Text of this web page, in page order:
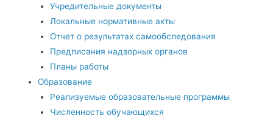
Учредительные документы
Локальные нормативные акты
Отчет о результатах самообследования
Предписания надзорных органов
Планы работы
Образование
Реализуемые образовательные программы
Численность обучающихся